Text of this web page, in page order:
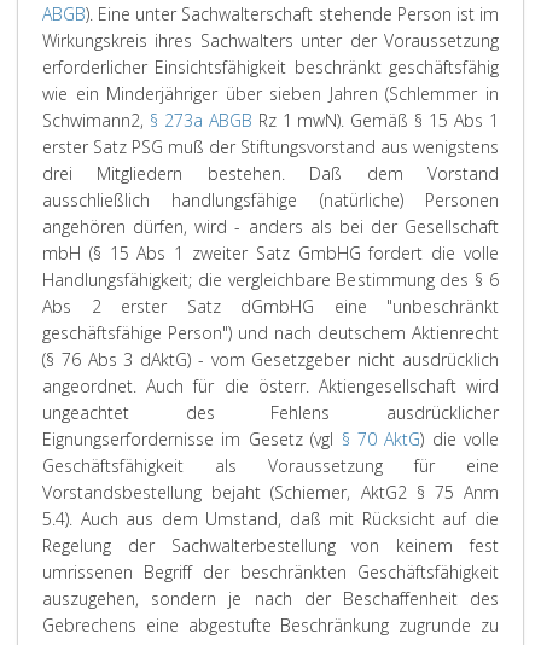
ABGB). Eine unter Sachwalterschaft stehende Person ist im
Wirkungskreis ihres Sachwalters unter der Voraussetzung
erforderlicher Einsichtsfähigkeit beschränkt geschäftsfähig
wie ein Minderjähriger über sieben Jahren (Schlemmer in
Schwimann2, § 273a ABGB Rz 1 mwN). Gemäß § 15 Abs 1
erster Satz PSG muß der Stiftungsvorstand aus wenigstens
drei Mitgliedern bestehen. Daß dem Vorstand
ausschließlich handlungsfähige (natürliche) Personen
angehören dürfen, wird - anders als bei der Gesellschaft
mbH (§ 15 Abs 1 zweiter Satz GmbHG fordert die volle
Handlungsfähigkeit; die vergleichbare Bestimmung des § 6
Abs 2 erster Satz dGmbHG eine "unbeschränkt
geschäftsfähige Person") und nach deutschem Aktienrecht
(§ 76 Abs 3 dAktG) - vom Gesetzgeber nicht ausdrücklich
angeordnet. Auch für die österr. Aktiengesellschaft wird
ungeachtet des Fehlens ausdrücklicher
Eignungserfordernisse im Gesetz (vgl § 70 AktG) die volle
Geschäftsfähigkeit als Voraussetzung für eine
Vorstandsbestellung bejaht (Schiemer, AktG2 § 75 Anm
5.4). Auch aus dem Umstand, daß mit Rücksicht auf die
Regelung der Sachwalterbestellung von keinem fest
umrissenen Begriff der beschränkten Geschäftsfähigkeit
auszugehen, sondern je nach der Beschaffenheit des
Gebrechens eine abgestufte Beschränkung zugrunde zu